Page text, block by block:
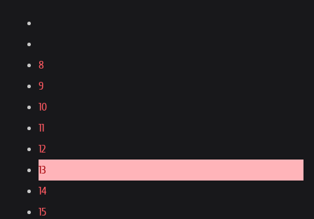
8
9
10
11
12
13
14
15